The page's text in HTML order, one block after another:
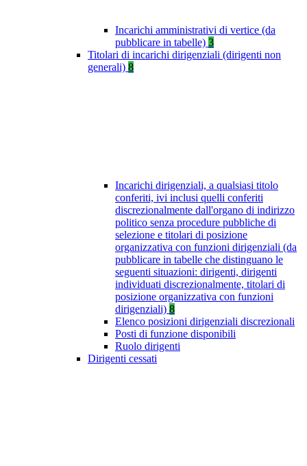
Incarichi amministrativi di vertice (da
pubblicare in tabelle) 3
Titolari di incarichi dirigenziali (dirigenti non
generali) 8
Incarichi dirigenziali, a qualsiasi titolo
conferiti, ivi inclusi quelli conferiti
discrezionalmente dall'organo di indirizzo
politico senza procedure pubbliche di
selezione e titolari di posizione
organizzativa con funzioni dirigenziali (da
pubblicare in tabelle che distinguano le
seguenti situazioni: dirigenti, dirigenti
individuati discrezionalmente, titolari di
posizione organizzativa con funzioni
dirigenziali) 8
Elenco posizioni dirigenziali discrezionali
Posti di funzione disponibili
Ruolo dirigenti
Dirigenti cessati